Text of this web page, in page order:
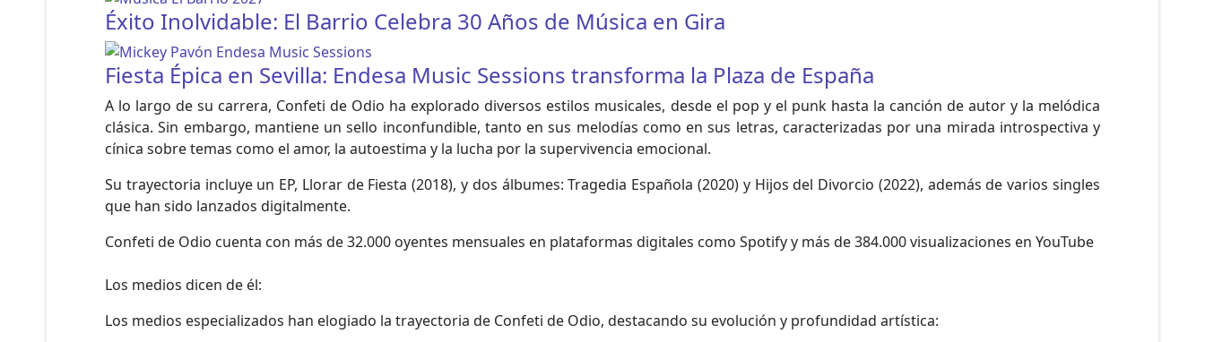
Éxito Inolvidable: El Barrio Celebra 30 Años de Música en Gira
Fiesta Épica en Sevilla: Endesa Music Sessions transforma la Plaza de España
A lo largo de su carrera, Confeti de Odio ha explorado diversos estilos musicales, desde el pop y el punk hasta la canción de autor y la melódica
clásica. Sin embargo, mantiene un sello inconfundible, tanto en sus melodías como en sus letras, caracterizadas por una mirada introspectiva y
cínica sobre temas como el amor, la autoestima y la lucha por la supervivencia emocional.
Su trayectoria incluye un EP, Llorar de Fiesta (2018), y dos álbumes: Tragedia Española (2020) y Hijos del Divorcio (2022), además de varios singles
que han sido lanzados digitalmente.
Confeti de Odio cuenta con más de 32.000 oyentes mensuales en plataformas digitales como Spotify y más de 384.000 visualizaciones en YouTube
Los medios dicen de él:
Los medios especializados han elogiado la trayectoria de Confeti de Odio, destacando su evolución y profundidad artística: